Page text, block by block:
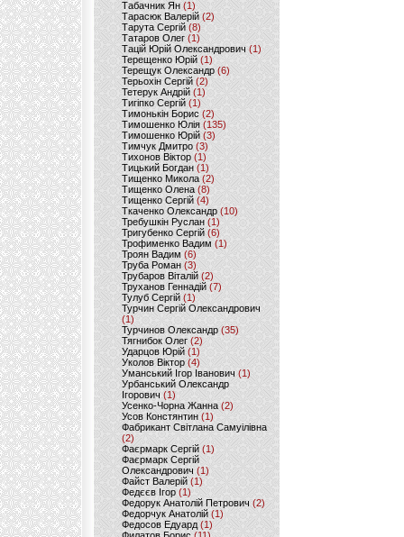
Табачник Ян(1)
Тарасюк Валерій (2)
Тарута Сергій (8)
Татаров Олег(1)
Тацій Юрій Олександрович(1)
Терещенко Юрій(1)
Терещук Олександр(6)
Терьохін Сергій (2)
Тетерук Андрій (1)
Тигіпко Сергій(1)
Тимонькін Борис (2)
Тимошенко Юлія (135)
Тимошенко Юрій(3)
Тимчук Дмитро (3)
Тихонов Віктор (1)
Тицький Богдан (1)
Тищенко Микола (2)
Тищенко Олена (8)
Тищенко Сергій (4)
Ткаченко Олександр (10)
Требушкін Руслан (1)
Тригубенко Сергій(6)
Трофименко Вадим (1)
Троян Вадим (6)
Труба Роман(3)
Трубаров Віталій (2)
Труханов Геннадій (7)
Тулуб Сергій(1)
Турчин Сергій Олександрович
(1)
Турчинов Олександр(35)
Тягнибок Олег (2)
Ударцов Юрій (1)
Уколов Віктор(4)
Уманський Ігор Іванович(1)
Урбанський Олександр
Ігорович (1)
Усенко-Чорна Жанна (2)
Усов Констянтин(1)
Фабрикант Світлана Самуілівна
(2)
Фаєрмарк Сергій(1)
Фаєрмарк Сергій
Олександрович (1)
Файст Валерій(1)
Федєєв Ігор (1)
Федорук Анатолій Петрович (2)
Федорчук Анатолій (1)
Федосов Едуард (1)